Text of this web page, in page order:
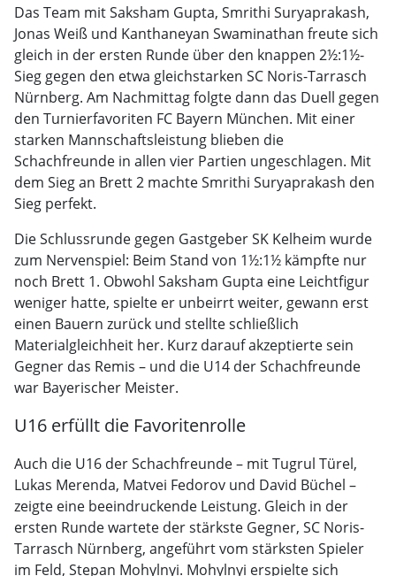
Das Team mit Saksham Gupta, Smrithi Suryaprakash,
Jonas Weiß und Kanthaneyan Swaminathan freute sich
gleich in der ersten Runde über den knappen 2½:1½-
Sieg gegen den etwa gleichstarken SC Noris-Tarrasch
Nürnberg. Am Nachmittag folgte dann das Duell gegen
den Turnierfavoriten FC Bayern München. Mit einer
starken Mannschaftsleistung blieben die
Schachfreunde in allen vier Partien ungeschlagen. Mit
dem Sieg an Brett 2 machte Smrithi Suryaprakash den
Sieg perfekt.
Die Schlussrunde gegen Gastgeber SK Kelheim wurde
zum Nervenspiel: Beim Stand von 1½:1½ kämpfte nur
noch Brett 1. Obwohl Saksham Gupta eine Leichtfigur
weniger hatte, spielte er unbeirrt weiter, gewann erst
einen Bauern zurück und stellte schließlich
Materialgleichheit her. Kurz darauf akzeptierte sein
Gegner das Remis – und die U14 der Schachfreunde
war Bayerischer Meister.
U16 erfüllt die Favoritenrolle
Auch die U16 der Schachfreunde – mit Tugrul Türel,
Lukas Merenda, Matvei Fedorov und David Büchel –
zeigte eine beeindruckende Leistung. Gleich in der
ersten Runde wartete der stärkste Gegner, SC Noris-
Tarrasch Nürnberg, angeführt vom stärksten Spieler
im Feld, Stepan Mohylnyi. Mohylnyi erspielte sich